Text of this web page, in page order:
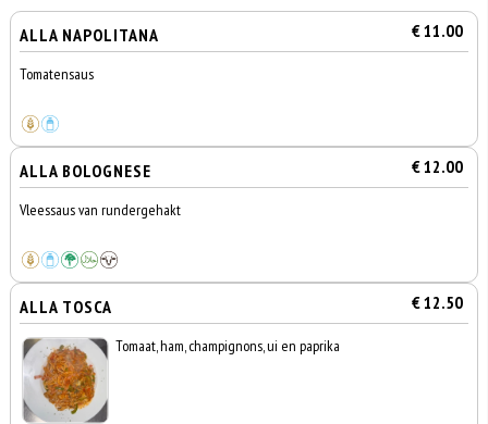
ALLA NAPOLITANA € 11.00
Tomatensaus
ALLA BOLOGNESE € 12.00
Vleessaus van rundergehakt
ALLA TOSCA € 12.50
Tomaat, ham, champignons, ui en paprika